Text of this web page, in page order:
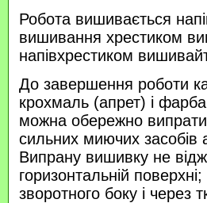
Робота вишивається
вишивання хрестиком
напівхрестиком
До завершення роботи
крохмаль (апрет) і
можна обережно
сильних миючих
Випрану вишивку не
горизонтальній
зворотного боку і через